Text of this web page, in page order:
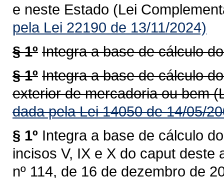
e neste Estado (Lei
pela Lei 22190 de 13/11/2024)
§ 1º Integra a base de cálculo
§ 1º Integra a base de cálculo
exterior de mercadoria ou bem
dada pela Lei 14050 de 14/05/
§ 1º Integra a base de cálculo
incisos V, IX e X do caput
nº 114, de 16 de dezembro de